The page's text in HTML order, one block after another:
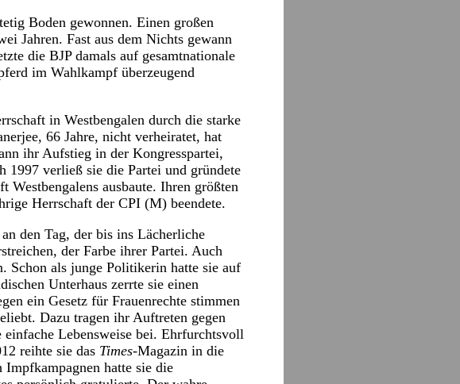
Boden gewonnen. Einen großen
Jahren. Fast aus dem Nichts gewann
die BJP damals auf gesamtnationale
im Wahlkampf überzeugend
in Westbengalen durch die starke
66 Jahre, nicht verheiratet, hat
ihr Aufstieg in der Kongresspartei,
1997 verließ sie die Partei und gründete
ausbaute. Ihren größten
Herrschaft der CPI (M) beendete.
den Tag, der bis ins Lächerliche
der Farbe ihrer Partei. Auch
Schon als junge Politikerin hatte sie auf
Unterhaus zerrte sie einen
ein Gesetz für Frauenrechte stimmen
Dazu tragen ihr Auftreten gegen
Lebensweise bei. Ehrfurchtsvoll
reihte sie das Times-Magazin in die
hatte sie die